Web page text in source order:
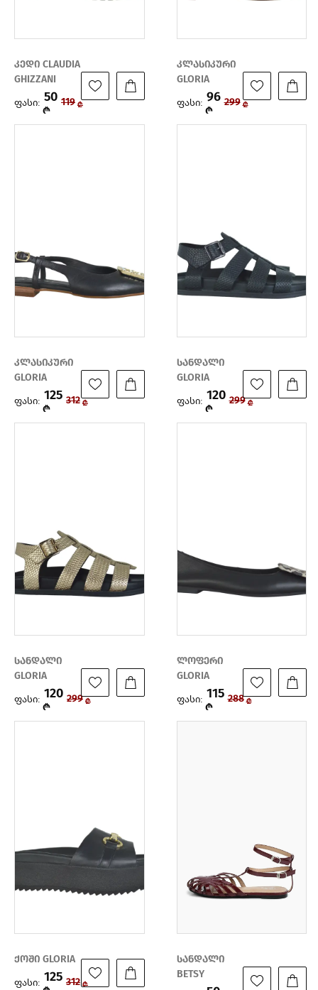
კედი CLAUDIA
GHIZZANI
ფასი: 50
₾
119 ₾
კლასიკური
GLORIA
ფასი: 96
₾
299 ₾
კლასიკური
GLORIA
ფასი: 125
₾
312 ₾
სანდალი
GLORIA
ფასი: 120
₾
299 ₾
სანდალი
GLORIA
ფასი: 120
₾
299 ₾
ლოფერი
GLORIA
ფასი: 115
₾
288 ₾
ქოში GLORIA
ფასი: 125 312 ₾
სანდალი
BETSY